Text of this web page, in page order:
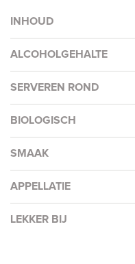
INHOUD
ALCOHOLGEHALTE
SERVEREN ROND
BIOLOGISCH
SMAAK
APPELLATIE
LEKKER BIJ